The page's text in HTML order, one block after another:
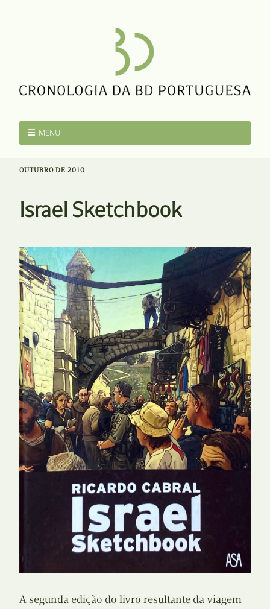
MENU
OUTUBRO DE 2010
Israel Sketchbook
A segunda edição do livro resultante da viagem